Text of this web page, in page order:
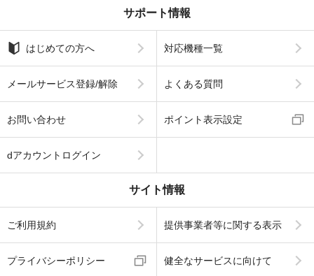
サポート情報
はじめての方へ 対応機種一覧
メールサービス登録/解除 よくある質問
お問い合わせ ポイント表示設定
dアカウントログイン
サイト情報
ご利用規約 提供事業者等に関する表示
プライバシーポリシー 健全なサービスに向けて